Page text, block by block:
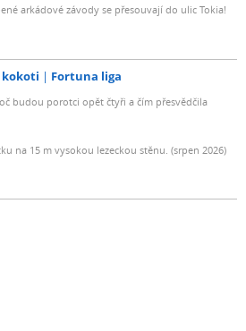
arkádové závody se přesouvají do ulic Tokia!
kokoti Fortuna liga
budou porotci opět čtyři a čím přesvědčila
na 15 m vysokou lezeckou stěnu. (srpen 2026)